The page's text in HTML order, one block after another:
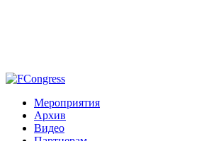
Мероприятия
Архив
Видео